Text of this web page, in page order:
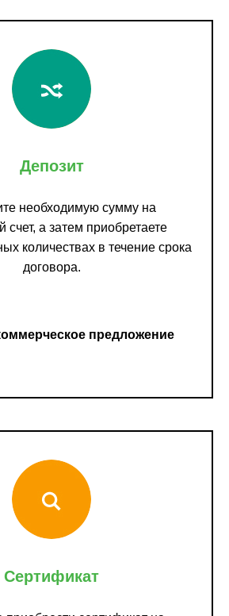
Депозит
необходимую сумму на
счет, а затем приобретаете
количествах в течение срока
договора.
предложение
Сертификат